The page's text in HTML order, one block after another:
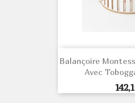
Balançoire
Avec
Prix